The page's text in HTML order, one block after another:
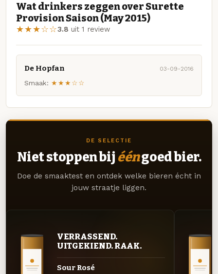
Wat drinkers zeggen over Surette
Provision Saison (May 2015)
★★★☆☆3.8 uit 1 review
De Hopfan 03-09-2016
Smaak: ★★★☆☆
DE SELECTIE
Niet stoppen bij ééngoed bier.
Doe de smaaktest en ontdek welke bieren écht in
jouw straatje liggen.
VERRASSEND.
UITGEKIEND. RAAK.
Sour Rosé